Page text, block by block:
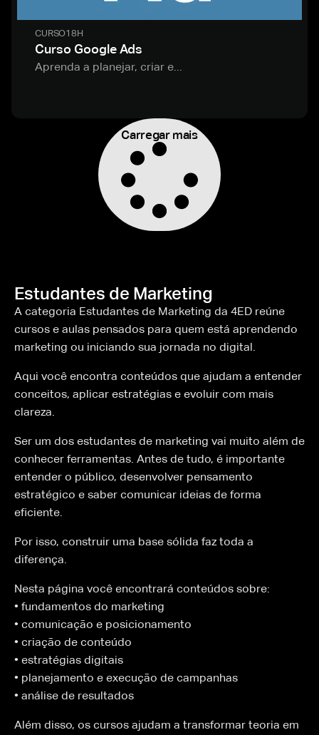
CURSO18H
Curso Google Ads
Aprenda a planejar, criar e...
Carregar mais
Estudantes de Marketing
A categoria Estudantes de Marketing da 4ED reúne
cursos e aulas pensados para quem está aprendendo
marketing ou iniciando sua jornada no digital.
Aqui você encontra conteúdos que ajudam a entender
conceitos, aplicar estratégias e evoluir com mais
clareza.
Ser um dos estudantes de marketing vai muito além de
conhecer ferramentas. Antes de tudo, é importante
entender o público, desenvolver pensamento
estratégico e saber comunicar ideias de forma
eficiente.
Por isso, construir uma base sólida faz toda a
diferença.
Nesta página você encontrará conteúdos sobre:
• fundamentos do marketing
• comunicação e posicionamento
• criação de conteúdo
• estratégias digitais
• planejamento e execução de campanhas
• análise de resultados
Além disso, os cursos ajudam a transformar teoria em